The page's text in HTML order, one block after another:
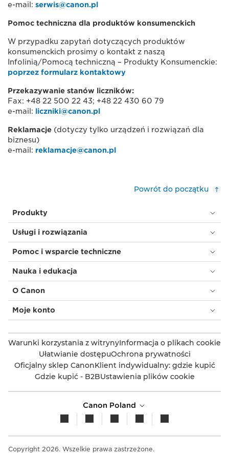
e-mail: serwis@canon.pl
Pomoc techniczna dla produktów konsumenckich
W przypadku zapytań dotyczących produktów
konsumenckich prosimy o kontakt z naszą
Infolinią/Pomocą techniczną – Produkty Konsumenckie:
poprzez formularz kontaktowy
Przekazywanie stanów liczników:
Fax: +48 22 500 22 43; +48 22 430 60 79
e-mail: liczniki@canon.pl
Reklamacje (dotyczy tylko urządzeń i rozwiązań dla
biznesu)
e-mail: reklamacje@canon.pl
Powrót do początku
Produkty
Usługi i rozwiązania
Pomoc i wsparcie techniczne
Nauka i edukacja
O Canon
Moje konto
Warunki korzystania z witrynyInformacja o plikach cookie
Ułatwianie dostępuOchrona prywatności
Oficjalny sklep CanonKlient indywidualny: gdzie kupić
Gdzie kupić - B2BUstawienia plików cookie
Canon Poland
Copyright 2026. Wszelkie prawa zastrzeżone.